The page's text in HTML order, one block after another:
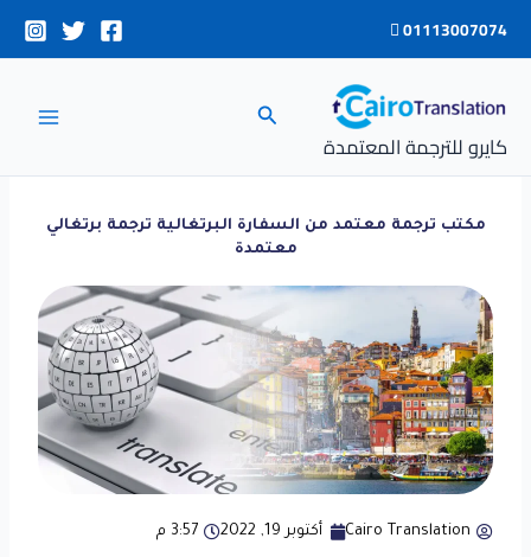
01113007074
كايرو للترجمة المعتمدة
البحث
مكتب ترجمة معتمد من السفارة البرتغالية ترجمة برتغالي
معتمدة
Cairo Translation أكتوبر 19, 2022 3:57 م